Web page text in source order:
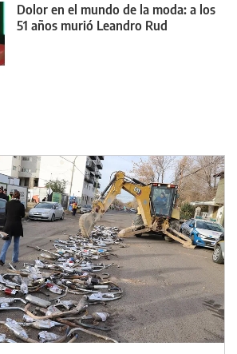
Dolor en el mundo de la moda: a los
51 años murió Leandro Rud